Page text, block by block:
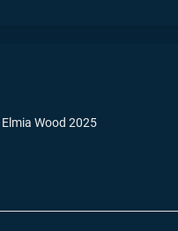
Wood 2025